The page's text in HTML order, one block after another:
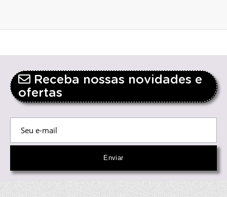
Receba nossas novidades e
ofertas